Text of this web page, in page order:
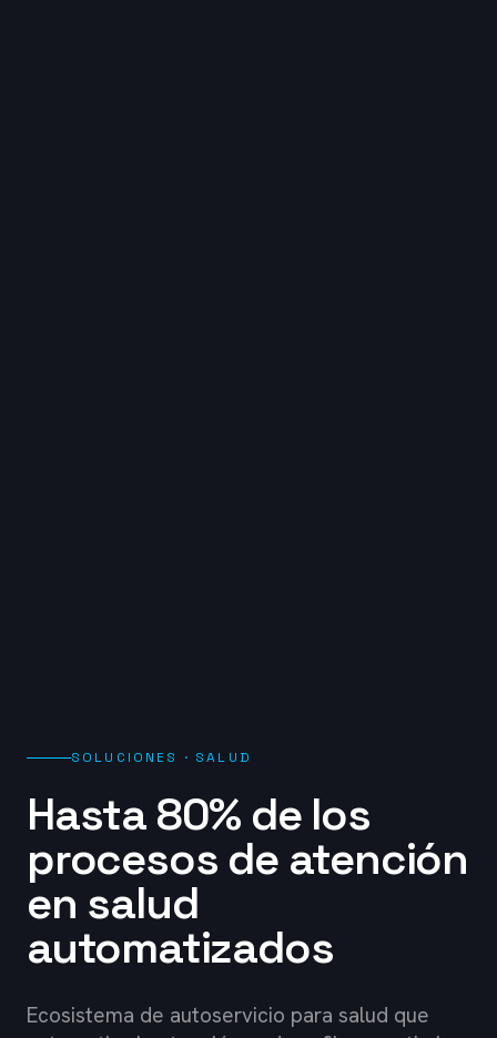
SOLUCIONES · SALUD
Hasta 80% de los
procesos de atención
en salud
automatizados
Ecosistema de autoservicio para salud que